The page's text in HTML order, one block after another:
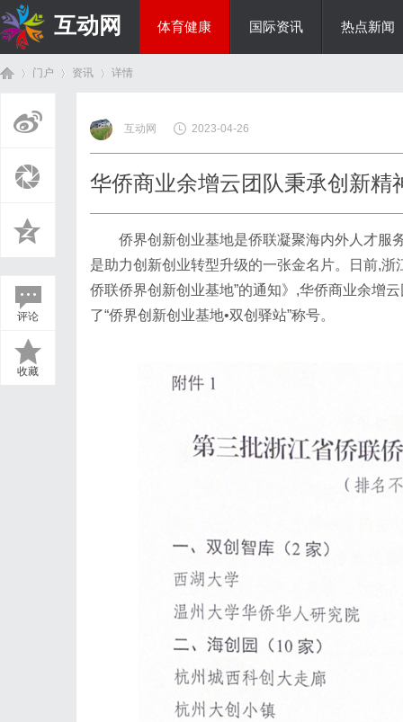
互动网 体育健康 国际资讯 热点新闻
门户 资讯
›
详情
评论
收藏
互动网 2023-04-26
华侨商业余增云团队秉承创新
侨界创新创业基地是侨联凝聚海内外人才服
是助力创新创业转型升级的一张金名片。日前,
侨联侨界创新创业基地”的通知》,华侨商业余增
了“侨界创新创业基地•双创驿站”称号。